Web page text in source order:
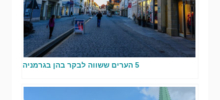
5 הערים ששווה לבקר בהן בגרמניה